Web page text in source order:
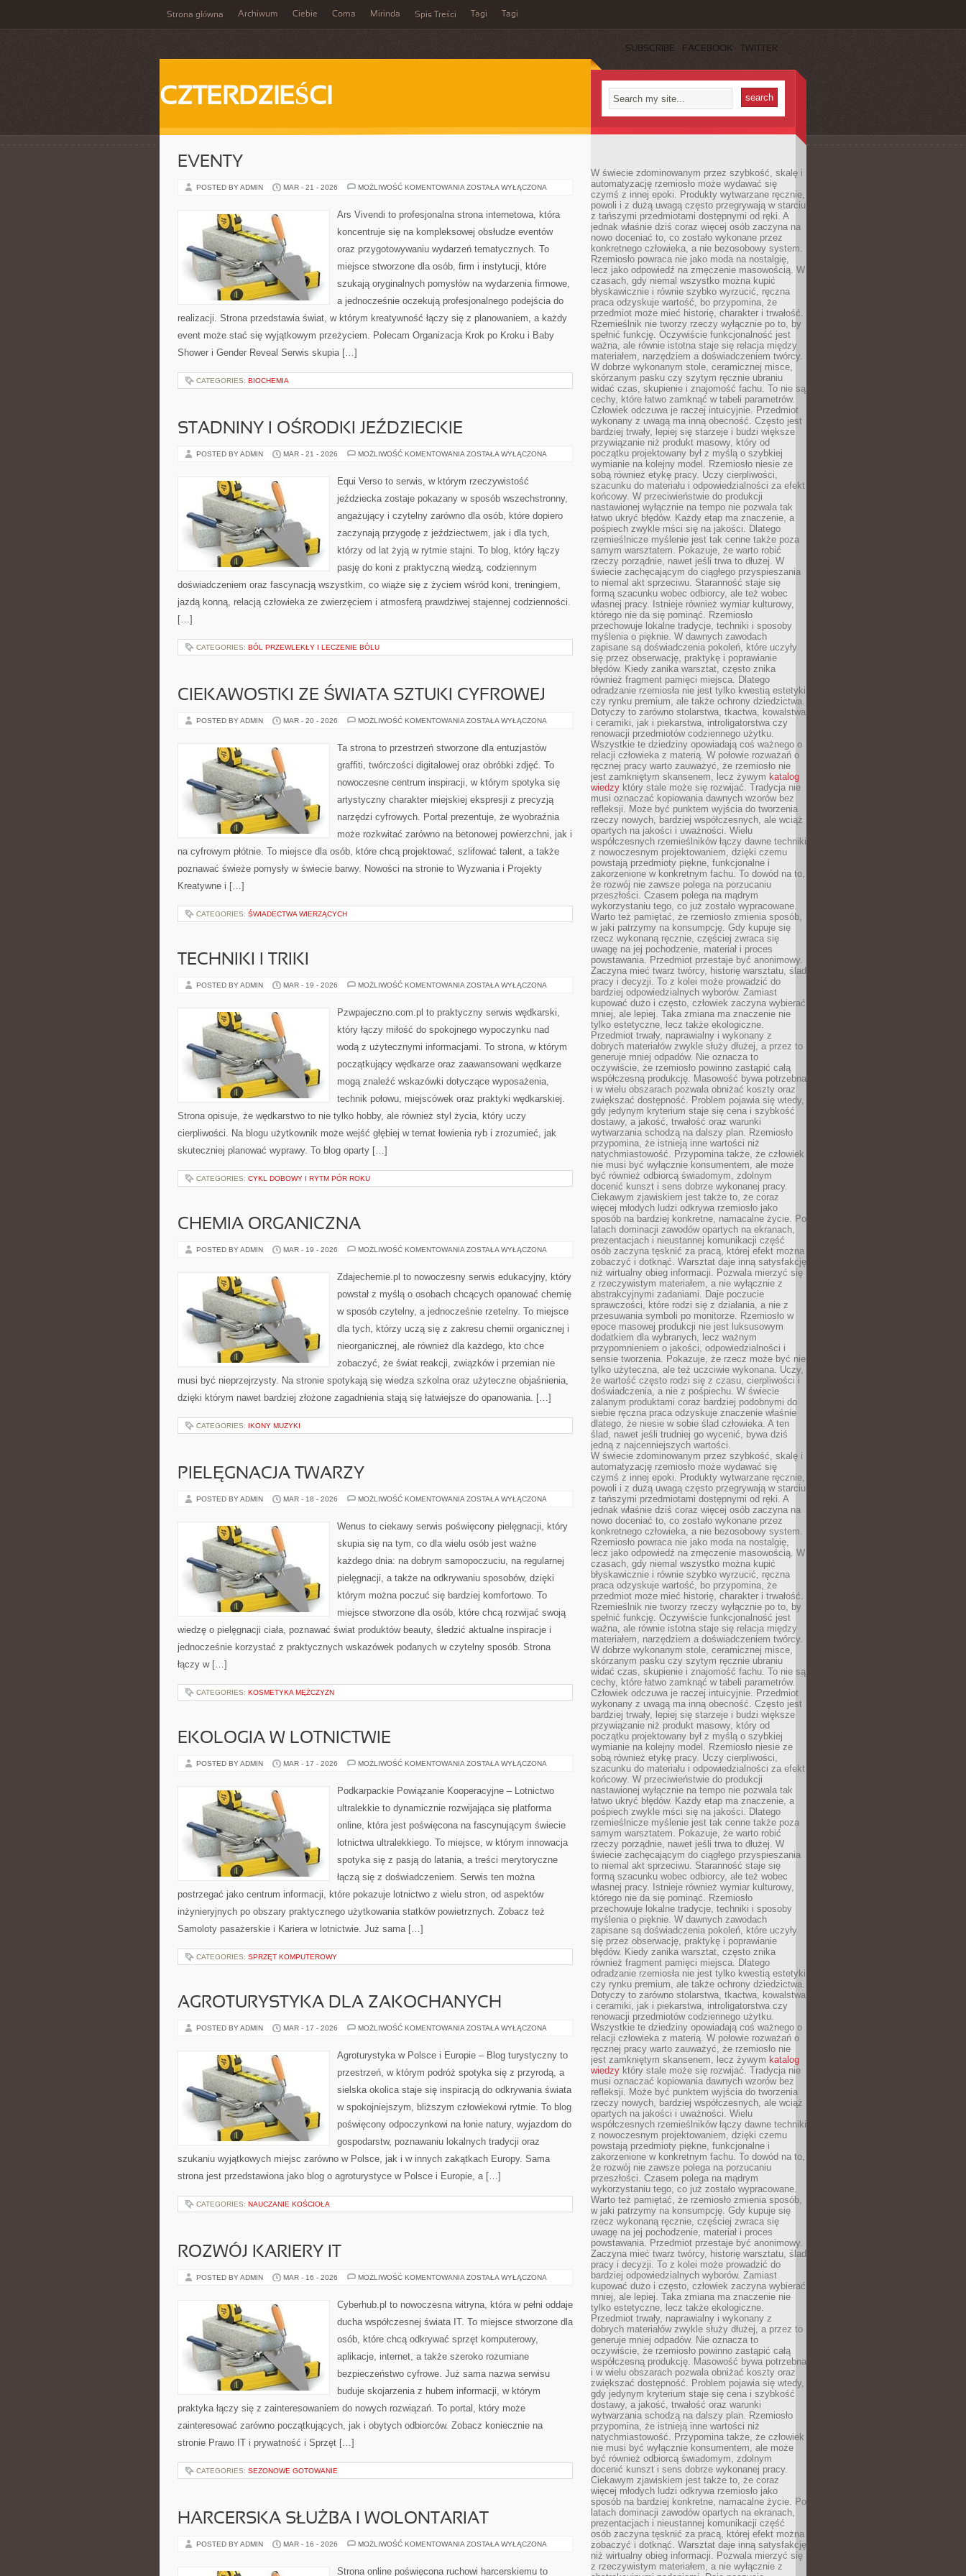
Strona główna Archiwum Ciebie Coma Mirinda Spis Treści Tagi Tagi
SUBSCRIBE FACEBOOK TWITTER
CZTERDZIEŚCI
EVENTY
POSTED BY ADMIN MAR - 21 - 2026 MOŻLIWOŚĆ KOMENTOWANIA EVENTY
ZOSTAŁA WYŁĄCZONA
Ars Vivendi to profesjonalna strona internetowa, która
koncentruje się na kompleksowej obsłudze eventów
oraz przygotowywaniu wydarzeń tematycznych. To
miejsce stworzone dla osób, firm i instytucji, które
szukają oryginalnych pomysłów na wydarzenia firmowe,
a jednocześnie oczekują profesjonalnego podejścia do
realizacji. Strona przedstawia świat, w którym kreatywność łączy się z planowaniem, a każdy
event może stać się wyjątkowym przeżyciem. Polecam Organizacja Krok po Kroku i Baby
Shower i Gender Reveal Serwis skupia […]
CATEGORIES: BIOCHEMIA
STADNINY I OŚRODKI JEŹDZIECKIE
POSTED BY ADMIN MAR - 21 - 2026 MOŻLIWOŚĆ KOMENTOWANIA STADNINY
JEŹDZIECKIE
ZOSTAŁA WYŁĄCZONA
Equi Verso to serwis, w którym rzeczywistość
jeździecka zostaje pokazany w sposób wszechstronny,
angażujący i czytelny zarówno dla osób, które dopiero
zaczynają przygodę z jeździectwem, jak i dla tych,
którzy od lat żyją w rytmie stajni. To blog, który łączy
pasję do koni z praktyczną wiedzą, codziennym
doświadczeniem oraz fascynacją wszystkim, co wiąże się z życiem wśród koni, treningiem,
jazdą konną, relacją człowieka ze zwierzęciem i atmosferą prawdziwej stajennej codzienności.
[…]
CATEGORIES: BÓL PRZEWLEKŁY I LECZENIE BÓLU
CIEKAWOSTKI ZE ŚWIATA SZTUKI CYFROWEJ
POSTED BY ADMIN MAR - 20 - 2026 MOŻLIWOŚĆ KOMENTOWANIA CIEKAWOSTKI
SZTUKI
CYFROWEJ
ZOSTAŁA WYŁĄCZONA
Ta strona to przestrzeń stworzone dla entuzjastów
graffiti, twórczości digitalowej oraz obróbki zdjęć. To
nowoczesne centrum inspiracji, w którym spotyka się
artystyczny charakter miejskiej ekspresji z precyzją
narzędzi cyfrowych. Portal prezentuje, że wyobraźnia
może rozkwitać zarówno na betonowej powierzchni, jak i
na cyfrowym płótnie. To miejsce dla osób, które chcą projektować, szlifować talent, a także
poznawać świeże pomysły w świecie barwy. Nowości na stronie to Wyzwania i Projekty
Kreatywne i […]
CATEGORIES: ŚWIADECTWA WIERZĄCYCH
TECHNIKI I TRIKI
POSTED BY ADMIN MAR - 19 - 2026 MOŻLIWOŚĆ KOMENTOWANIA TECHNIKI
ZOSTAŁA WYŁĄCZONA
Pzwpajeczno.com.pl to praktyczny serwis wędkarski,
który łączy miłość do spokojnego wypoczynku nad
wodą z użytecznymi informacjami. To strona, w którym
początkujący wędkarze oraz zaawansowani wędkarze
mogą znaleźć wskazówki dotyczące wyposażenia,
technik połowu, miejscówek oraz praktyki wędkarskiej.
Strona opisuje, że wędkarstwo to nie tylko hobby, ale również styl życia, który uczy
cierpliwości. Na blogu użytkownik może wejść głębiej w temat łowienia ryb i zrozumieć, jak
skuteczniej planować wyprawy. To blog oparty […]
CATEGORIES: CYKL DOBOWY I RYTM PÓR ROKU
CHEMIA ORGANICZNA
POSTED BY ADMIN MAR - 19 - 2026 MOŻLIWOŚĆ KOMENTOWANIA CHEMIA
ZOSTAŁA WYŁĄCZONA
Zdajechemie.pl to nowoczesny serwis edukacyjny, który
powstał z myślą o osobach chcących opanować chemię
w sposób czytelny, a jednocześnie rzetelny. To miejsce
dla tych, którzy uczą się z zakresu chemii organicznej i
nieorganicznej, ale również dla każdego, kto chce
zobaczyć, że świat reakcji, związków i przemian nie
musi być nieprzejrzysty. Na stronie spotykają się wiedza szkolna oraz użyteczne objaśnienia,
dzięki którym nawet bardziej złożone zagadnienia stają się łatwiejsze do opanowania. […]
CATEGORIES: IKONY MUZYKI
PIELĘGNACJA TWARZY
POSTED BY ADMIN MAR - 18 - 2026 MOŻLIWOŚĆ KOMENTOWANIA PIELĘGNACJA
ZOSTAŁA WYŁĄCZONA
Wenus to ciekawy serwis poświęcony pielęgnacji, który
skupia się na tym, co dla wielu osób jest ważne
każdego dnia: na dobrym samopoczuciu, na regularnej
pielęgnacji, a także na odkrywaniu sposobów, dzięki
którym można poczuć się bardziej komfortowo. To
miejsce stworzone dla osób, które chcą rozwijać swoją
wiedzę o pielęgnacji ciała, poznawać świat produktów beauty, śledzić aktualne inspiracje i
jednocześnie korzystać z praktycznych wskazówek podanych w czytelny sposób. Strona
łączy w […]
CATEGORIES: KOSMETYKA MĘŻCZYZN
EKOLOGIA W LOTNICTWIE
POSTED BY ADMIN MAR - 17 - 2026 MOŻLIWOŚĆ KOMENTOWANIA EKOLOGIA
ZOSTAŁA WYŁĄCZONA
Podkarpackie Powiązanie Kooperacyjne – Lotnictwo
ultralekkie to dynamicznie rozwijająca się platforma
online, która jest poświęcona na fascynującym świecie
lotnictwa ultralekkiego. To miejsce, w którym innowacja
spotyka się z pasją do latania, a treści merytoryczne
łączą się z doświadczeniem. Serwis ten można
postrzegać jako centrum informacji, które pokazuje lotnictwo z wielu stron, od aspektów
inżynieryjnych po obszary praktycznego użytkowania statków powietrznych. Zobacz też
Samoloty pasażerskie i Kariera w lotnictwie. Już sama […]
CATEGORIES: SPRZĘT KOMPUTEROWY
AGROTURYSTYKA DLA ZAKOCHANYCH
POSTED BY ADMIN MAR - 17 - 2026 MOŻLIWOŚĆ KOMENTOWANIA AGROTURYSTYKA
ZOSTAŁA WYŁĄCZONA
Agroturystyka w Polsce i Europie – Blog turystyczny to
przestrzeń, w którym podróż spotyka się z przyrodą, a
sielska okolica staje się inspiracją do odkrywania świata
w spokojniejszym, bliższym człowiekowi rytmie. To blog
poświęcony odpoczynkowi na łonie natury, wyjazdom do
gospodarstw, poznawaniu lokalnych tradycji oraz
szukaniu wyjątkowych miejsc zarówno w Polsce, jak i w innych zakątkach Europy. Sama
strona jest przedstawiona jako blog o agroturystyce w Polsce i Europie, a […]
CATEGORIES: NAUCZANIE KOŚCIOŁA
ROZWÓJ KARIERY IT
POSTED BY ADMIN MAR - 16 - 2026 MOŻLIWOŚĆ KOMENTOWANIA ROZWÓJ
ZOSTAŁA WYŁĄCZONA
Cyberhub.pl to nowoczesna witryna, która w pełni oddaje
ducha współczesnej świata IT. To miejsce stworzone dla
osób, które chcą odkrywać sprzęt komputerowy,
aplikacje, internet, a także szeroko rozumiane
bezpieczeństwo cyfrowe. Już sama nazwa serwisu
buduje skojarzenia z hubem informacji, w którym
praktyka łączy się z zainteresowaniem do nowych rozwiązań. To portal, który może
zainteresować zarówno początkujących, jak i obytych odbiorców. Zobacz koniecznie na
stronie Prawo IT i prywatność i Sprzęt […]
CATEGORIES: SEZONOWE GOTOWANIE
HARCERSKA SŁUŻBA I WOLONTARIAT
POSTED BY ADMIN MAR - 16 - 2026 MOŻLIWOŚĆ KOMENTOWANIA HARCERSKA
WOLONTARIAT
ZOSTAŁA WYŁĄCZONA
Strona online poświęcona ruchowi harcerskiemu to
W świecie zdominowanym przez szybkość, skalę i
automatyzację rzemiosło może wydawać się
czymś z innej epoki. Produkty wytwarzane ręcznie,
powoli i z dużą uwagą często przegrywają w starciu
z tańszymi przedmiotami dostępnymi od ręki. A
jednak właśnie dziś coraz więcej osób zaczyna na
nowo doceniać to, co zostało wykonane przez
konkretnego człowieka, a nie bezosobowy system.
Rzemiosło powraca nie jako moda na nostalgię,
lecz jako odpowiedź na zmęczenie masowością. W
czasach, gdy niemal wszystko można kupić
błyskawicznie i równie szybko wyrzucić, ręczna
praca odzyskuje wartość, bo przypomina, że
przedmiot może mieć historię, charakter i trwałość.
Rzemieślnik nie tworzy rzeczy wyłącznie po to, by
spełnić funkcję. Oczywiście funkcjonalność jest
ważna, ale równie istotna staje się relacja między
materiałem, narzędziem a doświadczeniem twórcy.
W dobrze wykonanym stole, ceramicznej misce,
skórzanym pasku czy szytym ręcznie ubraniu
widać czas, skupienie i znajomość fachu. To nie są
cechy, które łatwo zamknąć w tabeli parametrów.
Człowiek odczuwa je raczej intuicyjnie. Przedmiot
wykonany z uwagą ma inną obecność. Często jest
bardziej trwały, lepiej się starzeje i budzi większe
przywiązanie niż produkt masowy, który od
początku projektowany był z myślą o szybkiej
wymianie na kolejny model. Rzemiosło niesie ze
sobą również etykę pracy. Uczy cierpliwości,
szacunku do materiału i odpowiedzialności za efekt
końcowy. W przeciwieństwie do produkcji
nastawionej wyłącznie na tempo nie pozwala tak
łatwo ukryć błędów. Każdy etap ma znaczenie, a
pośpiech zwykle mści się na jakości. Dlatego
rzemieślnicze myślenie jest tak cenne także poza
samym warsztatem. Pokazuje, że warto robić
rzeczy porządnie, nawet jeśli trwa to dłużej. W
świecie zachęcającym do ciągłego przyspieszania
to niemal akt sprzeciwu. Staranność staje się
formą szacunku wobec odbiorcy, ale też wobec
własnej pracy. Istnieje również wymiar kulturowy,
którego nie da się pominąć. Rzemiosło
przechowuje lokalne tradycje, techniki i sposoby
myślenia o pięknie. W dawnych zawodach
zapisane są doświadczenia pokoleń, które uczyły
się przez obserwację, praktykę i poprawianie
błędów. Kiedy zanika warsztat, często znika
również fragment pamięci miejsca. Dlatego
odradzanie rzemiosła nie jest tylko kwestią estetyki
czy rynku premium, ale także ochrony dziedzictwa.
Dotyczy to zarówno stolarstwa, tkactwa, kowalstwa
i ceramiki, jak i piekarstwa, introligatorstwa czy
renowacji przedmiotów codziennego użytku.
Wszystkie te dziedziny opowiadają coś ważnego o
relacji człowieka z materią. W połowie rozważań o
ręcznej pracy warto zauważyć, że rzemiosło nie
jest zamkniętym skansenem, lecz żywym katalog
wiedzy który stale może się rozwijać. Tradycja nie
musi oznaczać kopiowania dawnych wzorów bez
refleksji. Może być punktem wyjścia do tworzenia
rzeczy nowych, bardziej współczesnych, ale wciąż
opartych na jakości i uważności. Wielu
współczesnych rzemieślników łączy dawne techniki
z nowoczesnym projektowaniem, dzięki czemu
powstają przedmioty piękne, funkcjonalne i
zakorzenione w konkretnym fachu. To dowód na to,
że rozwój nie zawsze polega na porzucaniu
przeszłości. Czasem polega na mądrym
wykorzystaniu tego, co już zostało wypracowane.
Warto też pamiętać, że rzemiosło zmienia sposób,
w jaki patrzymy na konsumpcję. Gdy kupuje się
rzecz wykonaną ręcznie, częściej zwraca się
uwagę na jej pochodzenie, materiał i proces
powstawania. Przedmiot przestaje być anonimowy.
Zaczyna mieć twarz twórcy, historię warsztatu, ślad
pracy i decyzji. To z kolei może prowadzić do
bardziej odpowiedzialnych wyborów. Zamiast
kupować dużo i często, człowiek zaczyna wybierać
mniej, ale lepiej. Taka zmiana ma znaczenie nie
tylko estetyczne, lecz także ekologiczne.
Przedmiot trwały, naprawialny i wykonany z
dobrych materiałów zwykle służy dłużej, a przez to
generuje mniej odpadów. Nie oznacza to
oczywiście, że rzemiosło powinno zastąpić całą
współczesną produkcję. Masowość bywa potrzebna
i w wielu obszarach pozwala obniżać koszty oraz
zwiększać dostępność. Problem pojawia się wtedy,
gdy jedynym kryterium staje się cena i szybkość
dostawy, a jakość, trwałość oraz warunki
wytwarzania schodzą na dalszy plan. Rzemiosło
przypomina, że istnieją inne wartości niż
natychmiastowość. Przypomina także, że człowiek
nie musi być wyłącznie konsumentem, ale może
być również odbiorcą świadomym, zdolnym
docenić kunszt i sens dobrze wykonanej pracy.
Ciekawym zjawiskiem jest także to, że coraz
więcej młodych ludzi odkrywa rzemiosło jako
sposób na bardziej konkretne, namacalne życie. Po
latach dominacji zawodów opartych na ekranach,
prezentacjach i nieustannej komunikacji część
osób zaczyna tęsknić za pracą, której efekt można
zobaczyć i dotknąć. Warsztat daje inną satysfakcję
niż wirtualny obieg informacji. Pozwala mierzyć się
z rzeczywistym materiałem, a nie wyłącznie z
abstrakcyjnymi zadaniami. Daje poczucie
sprawczości, które rodzi się z działania, a nie z
przesuwania symboli po monitorze. Rzemiosło w
epoce masowej produkcji nie jest luksusowym
dodatkiem dla wybranych, lecz ważnym
przypomnieniem o jakości, odpowiedzialności i
sensie tworzenia. Pokazuje, że rzecz może być nie
tylko użyteczna, ale też uczciwie wykonana. Uczy,
że wartość często rodzi się z czasu, cierpliwości i
doświadczenia, a nie z pośpiechu. W świecie
zalanym produktami coraz bardziej podobnymi do
siebie ręczna praca odzyskuje znaczenie właśnie
dlatego, że niesie w sobie ślad człowieka. A ten
ślad, nawet jeśli trudniej go wycenić, bywa dziś
jedną z najcenniejszych wartości.
W świecie zdominowanym przez szybkość, skalę i
automatyzację rzemiosło może wydawać się
czymś z innej epoki. Produkty wytwarzane ręcznie,
powoli i z dużą uwagą często przegrywają w starciu
z tańszymi przedmiotami dostępnymi od ręki. A
jednak właśnie dziś coraz więcej osób zaczyna na
nowo doceniać to, co zostało wykonane przez
konkretnego człowieka, a nie bezosobowy system.
Rzemiosło powraca nie jako moda na nostalgię,
lecz jako odpowiedź na zmęczenie masowością. W
czasach, gdy niemal wszystko można kupić
błyskawicznie i równie szybko wyrzucić, ręczna
praca odzyskuje wartość, bo przypomina, że
przedmiot może mieć historię, charakter i trwałość.
Rzemieślnik nie tworzy rzeczy wyłącznie po to, by
spełnić funkcję. Oczywiście funkcjonalność jest
ważna, ale równie istotna staje się relacja między
materiałem, narzędziem a doświadczeniem twórcy.
W dobrze wykonanym stole, ceramicznej misce,
skórzanym pasku czy szytym ręcznie ubraniu
widać czas, skupienie i znajomość fachu. To nie są
cechy, które łatwo zamknąć w tabeli parametrów.
Człowiek odczuwa je raczej intuicyjnie. Przedmiot
wykonany z uwagą ma inną obecność. Często jest
bardziej trwały, lepiej się starzeje i budzi większe
przywiązanie niż produkt masowy, który od
początku projektowany był z myślą o szybkiej
wymianie na kolejny model. Rzemiosło niesie ze
sobą również etykę pracy. Uczy cierpliwości,
szacunku do materiału i odpowiedzialności za efekt
końcowy. W przeciwieństwie do produkcji
nastawionej wyłącznie na tempo nie pozwala tak
łatwo ukryć błędów. Każdy etap ma znaczenie, a
pośpiech zwykle mści się na jakości. Dlatego
rzemieślnicze myślenie jest tak cenne także poza
samym warsztatem. Pokazuje, że warto robić
rzeczy porządnie, nawet jeśli trwa to dłużej. W
świecie zachęcającym do ciągłego przyspieszania
to niemal akt sprzeciwu. Staranność staje się
formą szacunku wobec odbiorcy, ale też wobec
własnej pracy. Istnieje również wymiar kulturowy,
którego nie da się pominąć. Rzemiosło
przechowuje lokalne tradycje, techniki i sposoby
myślenia o pięknie. W dawnych zawodach
zapisane są doświadczenia pokoleń, które uczyły
się przez obserwację, praktykę i poprawianie
błędów. Kiedy zanika warsztat, często znika
również fragment pamięci miejsca. Dlatego
odradzanie rzemiosła nie jest tylko kwestią estetyki
czy rynku premium, ale także ochrony dziedzictwa.
Dotyczy to zarówno stolarstwa, tkactwa, kowalstwa
i ceramiki, jak i piekarstwa, introligatorstwa czy
renowacji przedmiotów codziennego użytku.
Wszystkie te dziedziny opowiadają coś ważnego o
relacji człowieka z materią. W połowie rozważań o
ręcznej pracy warto zauważyć, że rzemiosło nie
jest zamkniętym skansenem, lecz żywym katalog
wiedzy który stale może się rozwijać. Tradycja nie
musi oznaczać kopiowania dawnych wzorów bez
refleksji. Może być punktem wyjścia do tworzenia
rzeczy nowych, bardziej współczesnych, ale wciąż
opartych na jakości i uważności. Wielu
współczesnych rzemieślników łączy dawne techniki
z nowoczesnym projektowaniem, dzięki czemu
powstają przedmioty piękne, funkcjonalne i
zakorzenione w konkretnym fachu. To dowód na to,
że rozwój nie zawsze polega na porzucaniu
przeszłości. Czasem polega na mądrym
wykorzystaniu tego, co już zostało wypracowane.
Warto też pamiętać, że rzemiosło zmienia sposób,
w jaki patrzymy na konsumpcję. Gdy kupuje się
rzecz wykonaną ręcznie, częściej zwraca się
uwagę na jej pochodzenie, materiał i proces
powstawania. Przedmiot przestaje być anonimowy.
Zaczyna mieć twarz twórcy, historię warsztatu, ślad
pracy i decyzji. To z kolei może prowadzić do
bardziej odpowiedzialnych wyborów. Zamiast
kupować dużo i często, człowiek zaczyna wybierać
mniej, ale lepiej. Taka zmiana ma znaczenie nie
tylko estetyczne, lecz także ekologiczne.
Przedmiot trwały, naprawialny i wykonany z
dobrych materiałów zwykle służy dłużej, a przez to
generuje mniej odpadów. Nie oznacza to
oczywiście, że rzemiosło powinno zastąpić całą
współczesną produkcję. Masowość bywa potrzebna
i w wielu obszarach pozwala obniżać koszty oraz
zwiększać dostępność. Problem pojawia się wtedy,
gdy jedynym kryterium staje się cena i szybkość
dostawy, a jakość, trwałość oraz warunki
wytwarzania schodzą na dalszy plan. Rzemiosło
przypomina, że istnieją inne wartości niż
natychmiastowość. Przypomina także, że człowiek
nie musi być wyłącznie konsumentem, ale może
być również odbiorcą świadomym, zdolnym
docenić kunszt i sens dobrze wykonanej pracy.
Ciekawym zjawiskiem jest także to, że coraz
więcej młodych ludzi odkrywa rzemiosło jako
sposób na bardziej konkretne, namacalne życie. Po
latach dominacji zawodów opartych na ekranach,
prezentacjach i nieustannej komunikacji część
osób zaczyna tęsknić za pracą, której efekt można
zobaczyć i dotknąć. Warsztat daje inną satysfakcję
niż wirtualny obieg informacji. Pozwala mierzyć się
z rzeczywistym materiałem, a nie wyłącznie z